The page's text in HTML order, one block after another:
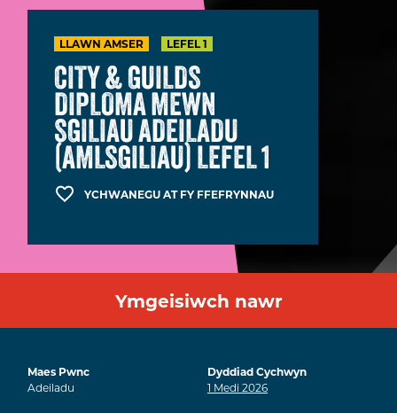
LLAWN AMSER LEFEL 1
CITY & GUILDS
DIPLOMA MEWN
SGILIAU ADEILADU
(AMLSGILIAU) LEFEL 1
YCHWANEGU AT FY FFEFRYNNAU
Ymgeisiwch nawr
Maes Pwnc
Adeiladu
Dyddiad Cychwyn
1 Medi2026